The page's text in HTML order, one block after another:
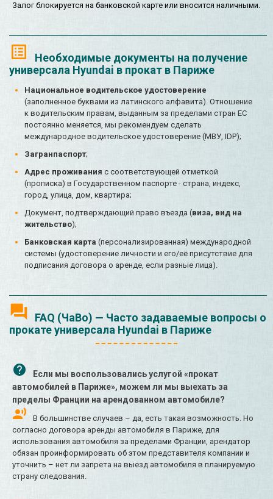
Залог блокируется на банковской карте или вносится наличными.
Необходимые документы на получение
универсала Hyundai в прокат в Париже
Национальное водительское удостоверение
(заполненное буквами из латинского алфавита). Отношение
к водительским правам, выданным за пределами стран ЕС
постоянно меняется, мы рекомендуем сделать
международное водительское удостоверение (МВУ, IDP);
Загранпаспорт;
Адрес проживания с соответствующей отметкой
(прописка) в Государственном паспорте - страна, индекс,
город, улица, дом, квартира;
Документ, подтверждающий право въезда (виза, вид на
жительство);
Банковская карта (персонализированная) международной
системы (удостоверение личности и его/её присутствие для
подписания договора о аренде, если разные лица).
FAQ (ЧаВо) — Часто задаваемые вопросы о
прокате универсала Hyundai в Париже
Если мы воспользовались услугой «прокат
автомобилей в Париже», можем ли мы выехать за
пределы Франции на арендованном автомобиле?
В большинстве случаев – да, есть такая возможность. Но
согласно договора аренды автомобиля в Париже, для
использования автомобиля за пределами Франции, арендатор
обязан проинформировать об этом представителя компании и
уточнить – нет ли запрета на выезд автомобиля в планируемую
страну следования.